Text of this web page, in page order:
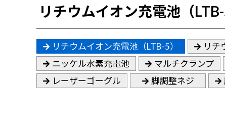
リチウムイオン充電池（LTB-
リチウムイオン充電池（LTB-5） リチ
ニッケル水素充電池
マルチクランプ
レーザーゴーグル
脚調整ネジ